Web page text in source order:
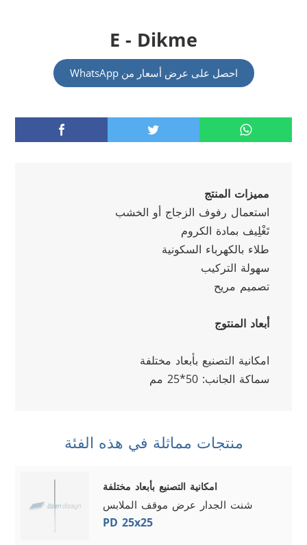
E - Dikme
احصل على عرض أسعار من WhatsApp
مميزات المنتج
استعمال رفوف الزجاج أو الخشب
تَغْلِيف بمادة الكروم
طلاء بالكهرباء السكونية
سهولة التركيب
تصميم مريح
أبعاد المنتوج
امكانية التصنيع بأبعاد مختلفة
سماكة الجانب: 50*25 مم
منتجات مماثلة في هذه الفئة
امكانية التصنيع بأبعاد مختلفة
شنت الجدار عرض موقف الملابس
PD 25x25